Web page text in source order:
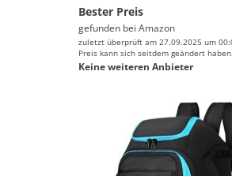
Bester Preis
gefunden bei Amazon
zuletzt überprüft am 27.09.2025 um
Preis kann sich seitdem geändert haben.
Keine weiteren Anbieter